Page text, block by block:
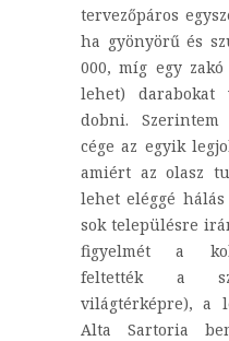
tervezőpáros
ha gyönyörű és
000, míg egy
lehet)
dobni. Szerintem
cége az egyik
amiért az olasz
lehet eléggé
sok településre
figyelmét a
feltették a
világtérképre), a
Alta Sartoria